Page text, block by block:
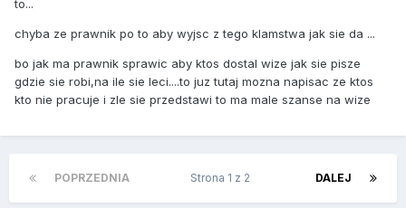
to...
chyba ze prawnik po to aby wyjsc z tego klamstwa jak sie da ...
bo jak ma prawnik sprawic aby ktos dostal wize jak sie pisze
gdzie sie robi,na ile sie leci....to juz tutaj mozna napisac ze ktos
kto nie pracuje i zle sie przedstawi to ma male szanse na wize
POPRZEDNIA DALEJ
Strona 1 z 2